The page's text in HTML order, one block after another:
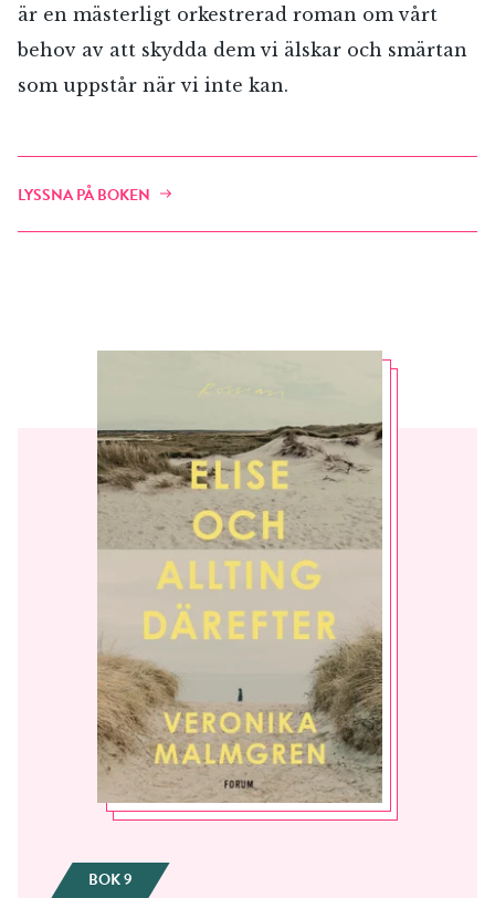
är en mästerligt orkestrerad roman om vårt
behov av att skydda dem vi älskar och smärtan
som uppstår när vi inte kan.
LYSSNA PÅ BOKEN
BOK 9